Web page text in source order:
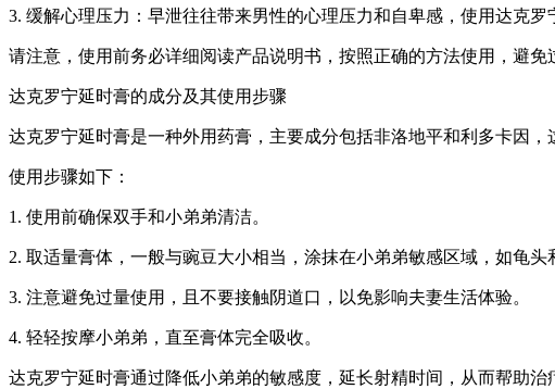
3. 缓解心理压力：早泄往往带来男性的心理压力和自卑感，使用达克罗
请注意，使用前务必详细阅读产品说明书，按照正确的方法使用，避
达克罗宁延时膏的成分及其使用步骤
达克罗宁延时膏是一种外用药膏，主要成分包括非洛地平和利多卡因，
使用步骤如下：
1. 使用前确保双手和小弟弟清洁。
2. 取适量膏体，一般与豌豆大小相当，涂抹在小弟弟敏感区域，如龟头
3. 注意避免过量使用，且不要接触阴道口，以免影响夫妻生活体验。
4. 轻轻按摩小弟弟，直至膏体完全吸收。
达克罗宁延时膏通过降低小弟弟的敏感度，延长射精时间，从而帮助